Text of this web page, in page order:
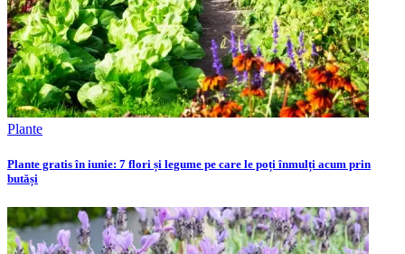
Plante
Plante gratis în iunie: 7 flori și legume pe care le poți înmulți acum prin
butăși